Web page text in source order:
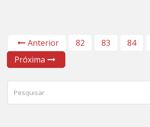
Anterior 82 83 84
Próxima